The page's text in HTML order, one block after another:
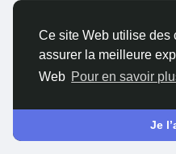
Ce site Web utilise des
assurer la meilleure
Web Pour en savoir
Je